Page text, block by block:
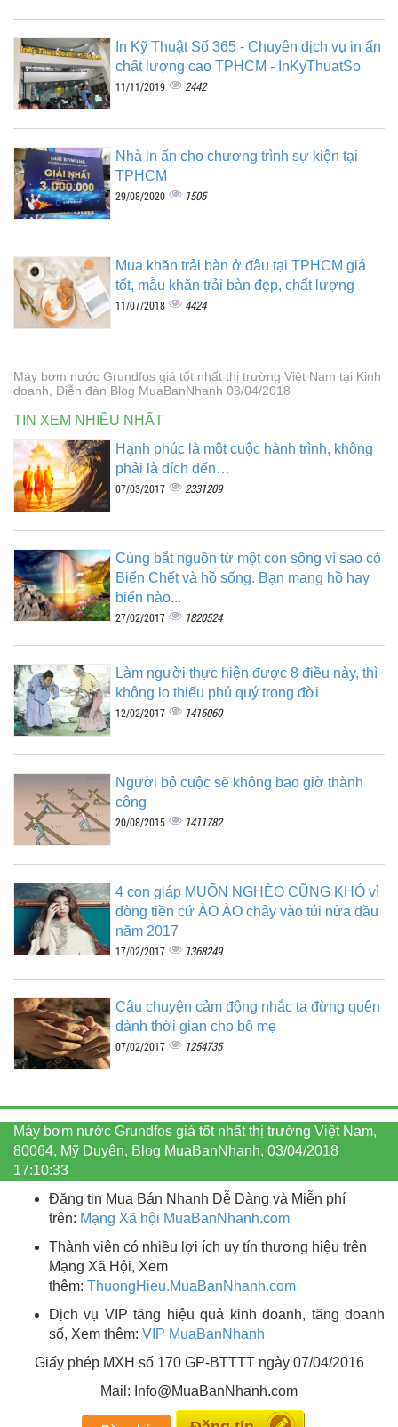
In Kỹ Thuật Số 365 - Chuyên dịch vụ in ấn
chất lượng cao TPHCM - InKyThuatSo
11/11/2019 2442
Nhà in ấn cho chương trình sự kiện tại
TPHCM
29/08/2020 1505
Mua khăn trải bàn ở đâu tại TPHCM giá
tốt, mẫu khăn trải bàn đẹp, chất lượng
11/07/2018 4424
Máy bơm nước Grundfos giá tốt nhất thị trường Việt Nam tại Kinh
doanh, Diễn đàn Blog MuaBanNhanh 03/04/2018
TIN XEM NHIỀU NHẤT
Hạnh phúc là một cuộc hành trình, không
phải là đích đến…
07/03/2017 2331209
Cùng bắt nguồn từ một con sông vì sao có
Biển Chết và hồ sống. Bạn mang hồ hay
biển nào...
27/02/2017 1820524
Làm người thực hiện được 8 điều này, thì
không lo thiếu phú quý trong đời
12/02/2017 1416060
Người bỏ cuộc sẽ không bao giờ thành
công
20/08/2015 1411782
4 con giáp MUỐN NGHÈO CŨNG KHÓ vì
dòng tiền cứ ÀO ÀO chảy vào túi nửa đầu
năm 2017
17/02/2017 1368249
Câu chuyện cảm động nhắc ta đừng quên
dành thời gian cho bố mẹ
07/02/2017 1254735
Máy bơm nước Grundfos giá tốt nhất thị trường Việt Nam,
80064, Mỹ Duyên, Blog MuaBanNhanh, 03/04/2018
17:10:33
Đăng tin Mua Bán Nhanh Dễ Dàng và Miễn phí
trên: Mạng Xã hội MuaBanNhanh.com
Thành viên có nhiều lợi ích uy tín thương hiệu trên
Mạng Xã Hội, Xem
thêm: ThuongHieu.MuaBanNhanh.com
Dịch vụ VIP tăng hiệu quả kinh doanh, tăng doanh
số, Xem thêm: VIP MuaBanNhanh
Giấy phép MXH số 170 GP-BTTTT ngày 07/04/2016
Mail: Info@MuaBanNhanh.com